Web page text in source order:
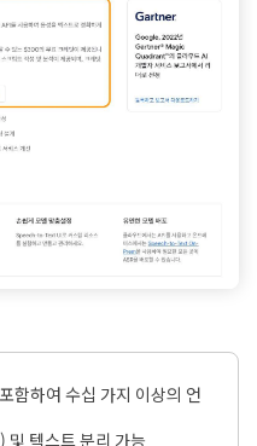
함하여 수십 가지 이상의 언
및 텍스트 분리 가능